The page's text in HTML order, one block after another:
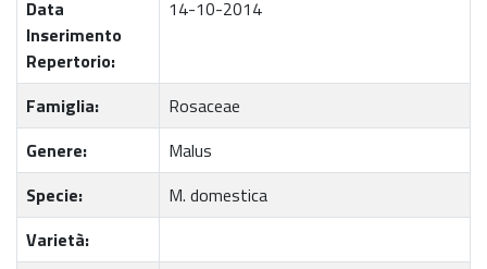
Data
Inserimento
Repertorio:
14-10-2014
Famiglia:
Rosaceae
Genere:
Malus
Specie:
M. domestica
Varietà: